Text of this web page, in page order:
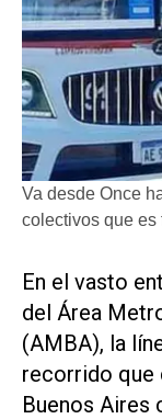
Va desde Once
colectivos que es
En el vasto
del Área
(AMBA), la
recorrido que
Buenos Aires